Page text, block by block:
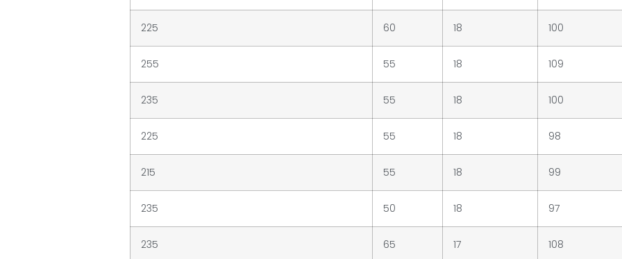
225 60 18 100
255 55 18 109
235 55 18 100
225 55 18 98
215 55 18 99
235 50 18 97
235 65 17 108